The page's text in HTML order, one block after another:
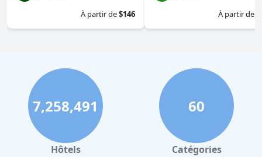
À partir de$146
À partir de
7,258,491
Hôtels
60
Catégories